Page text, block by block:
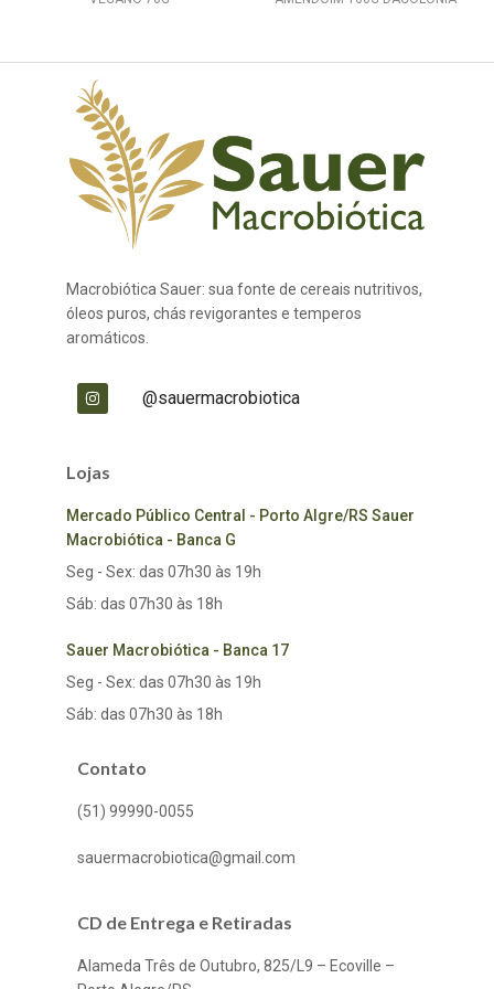
Macrobiótica Sauer: sua fonte de cereais nutritivos,
óleos puros, chás revigorantes e temperos
aromáticos.
@sauermacrobiotica
Lojas
Mercado Público Central - Porto Algre/RS Sauer
Macrobiótica - Banca G
Seg - Sex: das 07h30 às 19h
Sáb: das 07h30 às 18h
Sauer Macrobiótica - Banca 17
Seg - Sex: das 07h30 às 19h
Sáb: das 07h30 às 18h
Contato
(51) 99990-0055
sauermacrobiotica@gmail.com
CD de Entrega e Retiradas
Alameda Três de Outubro, 825/L9 – Ecoville –